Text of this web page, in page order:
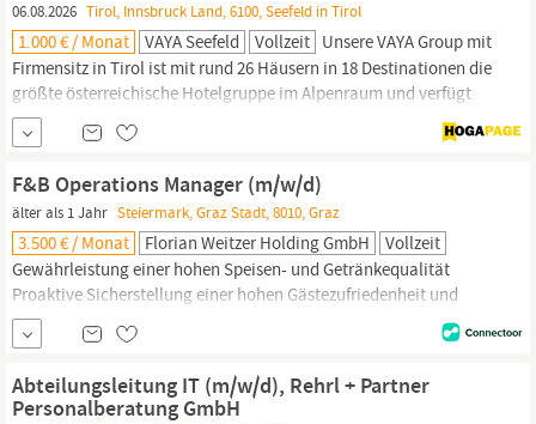
06.08.2026 Tirol, Innsbruck Land, 6100, Seefeld in Tirol
1.000 € / Monat VAYA Seefeld Vollzeit Unsere VAYA Group mit
Firmensitz in Tirol ist mit rund 26 Häusern in 18 Destinationen die
größte österreichische Hotelgruppe im Alpenraum und verfügt
über eine umfangreiche Selektion einzigartiger Betriebe in den
beliebtesten Winter- und Sommersportregionen in Tirol und
Bei VAYA bieten wir erstklassigen Urlaubs- und
Wohnkomfort in Top-Lagen...
F&B Operations Manager (m/w/d)
älter als 1 Jahr Steiermark, Graz Stadt, 8010, Graz
3.500 € / Monat Florian Weitzer Holding GmbH
Vollzeit
Gewährleistung einer hohen Speisen- und Getränkequalität
Proaktive Sicherstellung einer hohen Gästezufriedenheit und
Umsetzung eines effizienten Beschwerdemanagements Erhaltung
von Qualitäts-,Sicherheits-
und Hygienestandards im F&B
Bereich Dein Profil: Abgeschlossenes Studium oder eine
Ausbildung im Bereich Hotellerie oder Gastronomie sowie...
Abteilungsleitung IT (m/w/d), Rehrl + Partner
Personalberatung GmbH